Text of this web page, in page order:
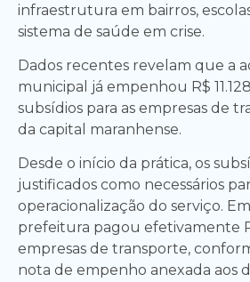
infraestrutura em bairros,
sistema de saúde em crise.
Dados recentes revelam que a
municipal já empenhou R$
subsídios para as empresas de
da capital maranhense.
Desde o início da prática, os
justificados como necessários
operacionalização do serviço.
prefeitura pagou efetivamente
empresas de transporte,
nota de empenho anexada aos